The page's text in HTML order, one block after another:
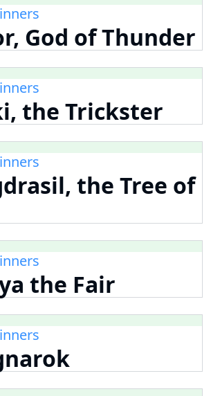
God of Thunder
the Trickster
the Tree of
the Fair